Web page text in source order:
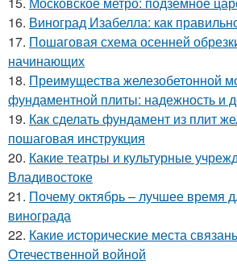
16. Виноград Изабелла: как
17. Пошаговая схема осенней
начинающих
18. Преимущества железобетонной
фундаментной плиты: надежность и
19. Как сделать фундамент из плит
пошаговая инструкция
20. Какие театры и культурные
Владивостоке
21. Почему октябрь – лучшее время
винограда
22. Какие исторические места
Отечественной войной